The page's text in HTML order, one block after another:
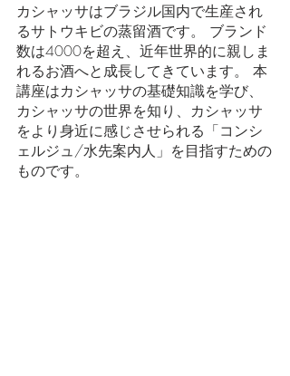
カシャッサはブラジル国内で生産され
るサトウキビの蒸留酒です。 ブランド
数は4000を超え、近年世界的に親しま
れるお酒へと成長してきています。 本
講座はカシャッサの基礎知識を学び、
カシャッサの世界を知り、カシャッサ
をより身近に感じさせられる「コンシ
ェルジュ/水先案内人」を目指すための
ものです。